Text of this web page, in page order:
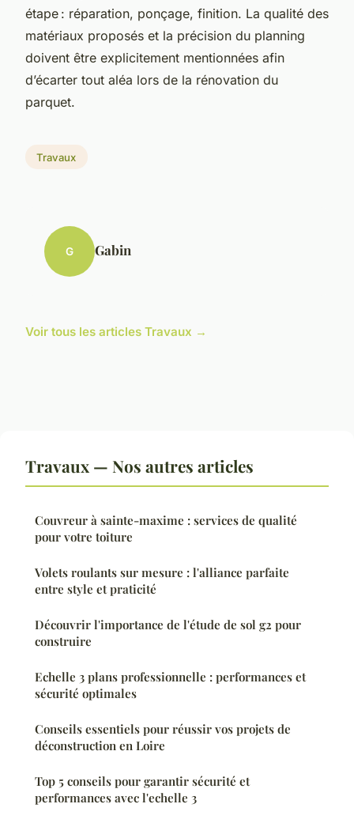
étape : réparation, ponçage, finition. La qualité des
matériaux proposés et la précision du planning
doivent être explicitement mentionnées afin
d’écarter tout aléa lors de la rénovation du
parquet.
Travaux
G Gabin
Voir tous les articles Travaux →
Travaux — Nos autres articles
Couvreur à sainte-maxime : services de qualité
pour votre toiture
Volets roulants sur mesure : l'alliance parfaite
entre style et praticité
Découvrir l'importance de l'étude de sol g2 pour
construire
Echelle 3 plans professionnelle : performances et
sécurité optimales
Conseils essentiels pour réussir vos projets de
déconstruction en Loire
Top 5 conseils pour garantir sécurité et
performances avec l'echelle 3